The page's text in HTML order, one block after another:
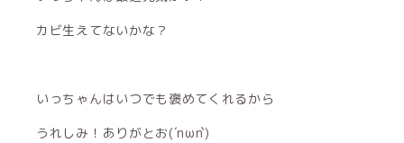
カビ生えてないかな？
いっちゃんはいつでも褒めてくれるから
うれしみ！ありがとお(´nωn`)